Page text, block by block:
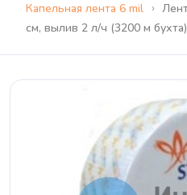
Капельная лента 6 mil
см, вылив 2 л/ч (3200 м бухта)